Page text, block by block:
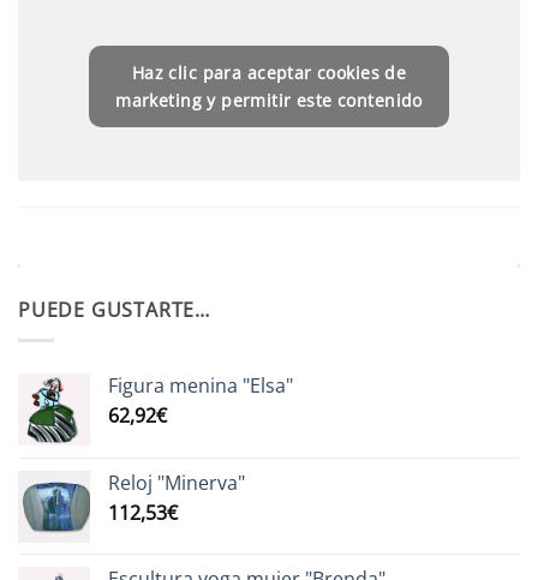
Haz clic para aceptar cookies de
marketing y permitir este contenido
PUEDE GUSTARTE…
Figura menina "Elsa"
62,92€
Reloj "Minerva"
112,53€